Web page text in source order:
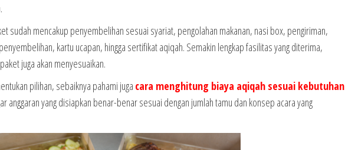
sudah mencakup penyembelihan sesuai syariat, pengolahan makanan, nasi box, pengiriman,
kartu ucapan, hingga sertifikat aqiqah. Semakin lengkap fasilitas yang diterima,
juga akan menyesuaikan.
pilihan, sebaiknya pahami juga cara menghitung biaya aqiqah sesuai kebutuhan
anggaran yang disiapkan benar-benar sesuai dengan jumlah tamu dan konsep acara yang